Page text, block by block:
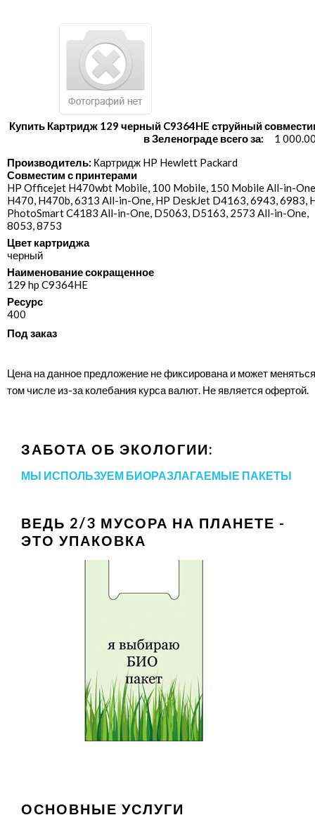
Купить Картридж 129 черный C9364HE струйный
в Зеленограде всего за:
1
Производитель: Картридж HP Hewlett Packard
Совместим с принтерами
HP Officejet H470wbt Mobile, 100 Mobile, 150 Mobile All-in-
H470, H470b, 6313 All-in-One, HP DeskJet D4163, 6943, 6983,
PhotoSmart C4183 All-in-One, D5063, D5163, 2573 All-in-One,
8053, 8753
Цвет картриджа
черный
Наименование сокращенное
129 hp C9364HE
Ресурс
400
Под заказ
Цена на данное предложение не фиксирована и может
том числе из-за колебания курса валют. Не является офертой.
ЗАБОТА ОБ ЭКОЛОГИИ:
МЫ ИСПОЛЬЗУЕМ БИОРАЗЛАГАЕМЫЕ ПАКЕТЫ
ВЕДЬ 2/3 МУСОРА НА ПЛАНЕТЕ -
ЭТО УПАКОВКА
ОСНОВНЫЕ УСЛУГИ